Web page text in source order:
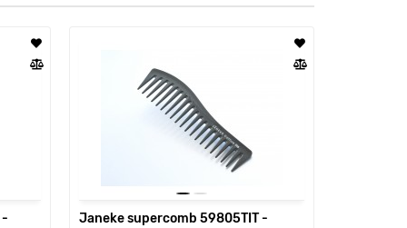
-
Janeke supercomb 59805TIT -